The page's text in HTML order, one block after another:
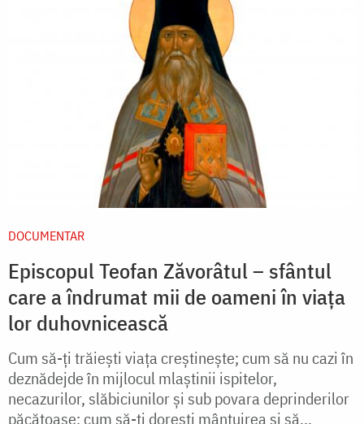
DOCUMENTAR
Episcopul Teofan Zăvorâtul – sfântul
care a îndrumat mii de oameni în viața
lor duhovnicească
Cum să-ţi trăieşti viaţa creştineşte; cum să nu cazi în
deznădejde în mijlocul mlaştinii ispitelor,
necazurilor, slăbiciunilor şi sub povara deprinderilor
păcătoase; cum să-ţi doreşti mântuirea şi să...